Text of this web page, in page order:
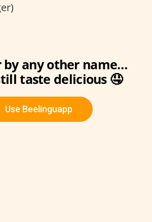
by any other name…
taste delicious 🤤
Use Beelinguapp